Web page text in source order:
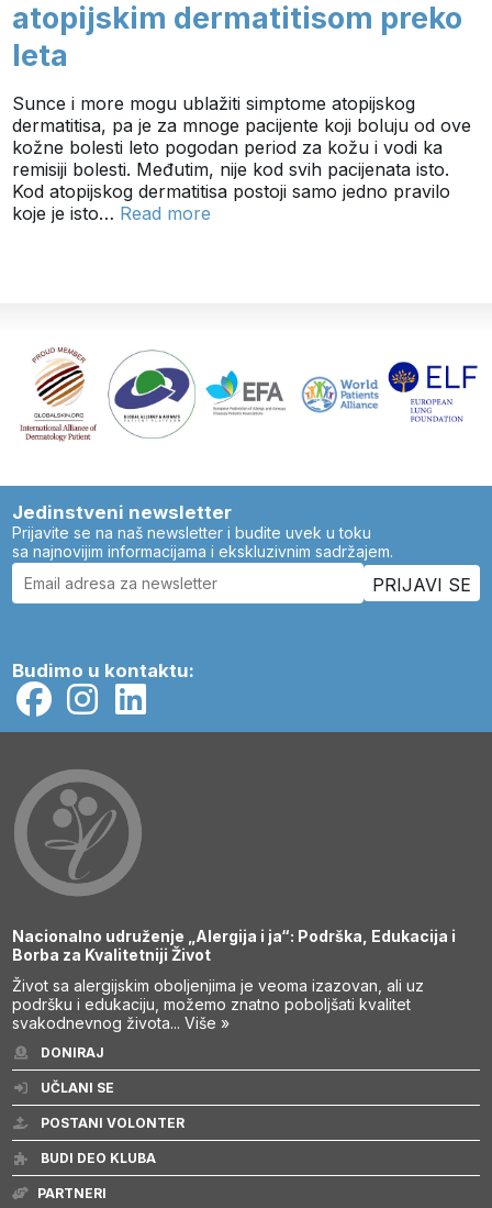
atopijskim dermatitisom preko
leta
Sunce i more mogu ublažiti simptome atopijskog
dermatitisa, pa je za mnoge pacijente koji boluju od ove
kožne bolesti leto pogodan period za kožu i vodi ka
remisiji bolesti. Međutim, nije kod svih pacijenata isto.
Kod atopijskog dermatitisa postoji samo jedno pravilo
koje je isto… Read more
Jedinstveni newsletter
Prijavite se na naš newsletter i budite uvek u toku
sa najnovijim informacijama i ekskluzivnim sadržajem.
Budimo u kontaktu:
Nacionalno udruženje „Alergija i ja“: Podrška, Edukacija i
Borba za Kvalitetniji Život
Život sa alergijskim oboljenjima je veoma izazovan, ali uz
podršku i edukaciju, možemo znatno poboljšati kvalitet
svakodnevnog života...Više »
DONIRAJ
UČLANI SE
POSTANI VOLONTER
BUDI DEO KLUBA
PARTNERI